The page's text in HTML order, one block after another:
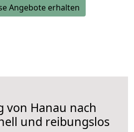
Angebote erhalten
von Hanau nach
und reibungslos